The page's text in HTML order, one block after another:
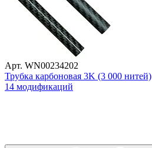
Арт. WN00234202
Трубка карбоновая 3K (3 000 нитей)
14 модификаций